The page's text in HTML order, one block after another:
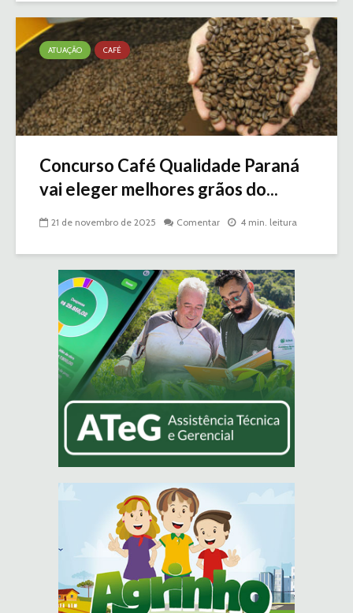
ATUAÇÃO CAFÉ
Concurso Café Qualidade Paraná
vai eleger melhores grãos do...
21 de novembro de 2025 Comentar 4 min. leitura